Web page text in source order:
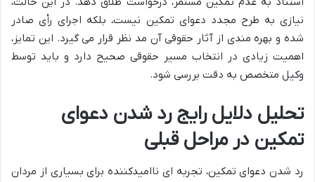
نیازی به طرح مجدد دعوای تمکین نیست، بلکه اجرای رأی صادر
شده و بهره مندی از آثار حقوقی آن مد نظر قرار می گیرد. این تمایز،
اهمیت زیادی در انتخاب مسیر حقوقی صحیح دارد و باید توسط
وکیل متخصص به دقت بررسی شود.
تحلیل دلایل رایج رد شدن دعوای
تمکین در مراحل قبلی
رد شدن دعوای تمکین، تجربه ای ناامیدکننده برای بسیاری از مردان